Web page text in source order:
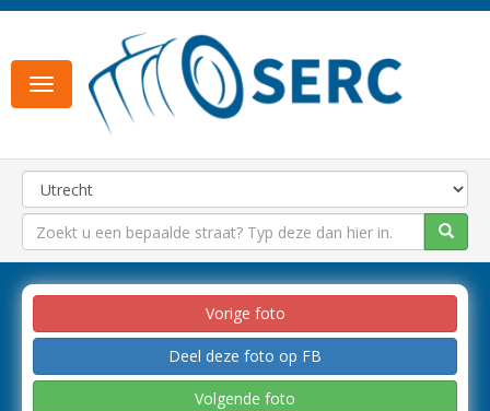
Toggle
navigation
Vorige foto
Deel deze foto op FB
Volgende foto